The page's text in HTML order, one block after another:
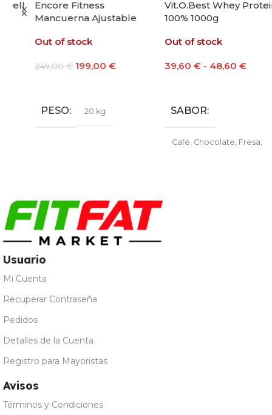
Encore Fitness
Mancuerna Ajustable
Out of stock
249,00€ 199,00€
PESO 20 kg
Vit.O.Best Whey Protein
100% 1000g
Out of stock
39,60€ - 48,60€
SABOR
,Chocolate, Fresa,
Usuario
Mi Cuenta
Recuperar Contraseña
Pedidos
Detalles de la Cuenta
Registro para Mayoristas
Avisos
Términos y Condiciones